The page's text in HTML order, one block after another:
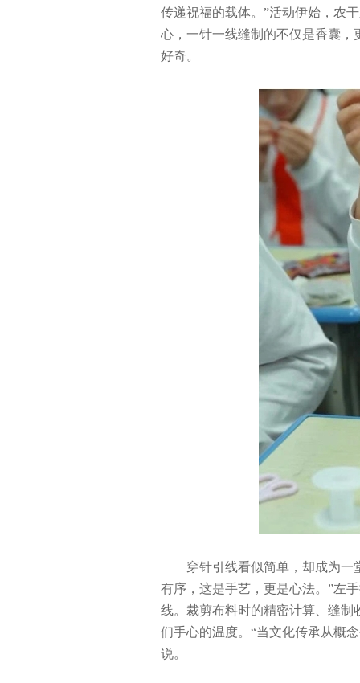
传递祝福的载体。”活动伊始，农
心，一针一线缝制的不仅是香囊，
好奇。
穿针引线看似简单，却成为一
有序，这是手艺，更是心法。”左
线。裁剪布料时的精密计算、缝
们手心的温度。“当文化传承从概
说。